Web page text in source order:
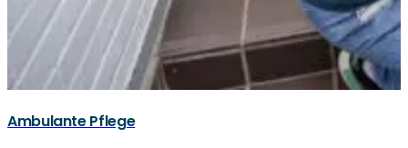
Ambulante Pflege